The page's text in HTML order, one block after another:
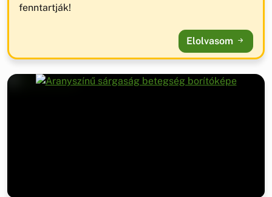
fenntartják!
Elolvasom